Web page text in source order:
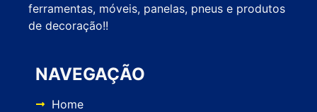
ferramentas, móveis, panelas, pneus e produtos
de decoração!!
NAVEGAÇÃO
Home